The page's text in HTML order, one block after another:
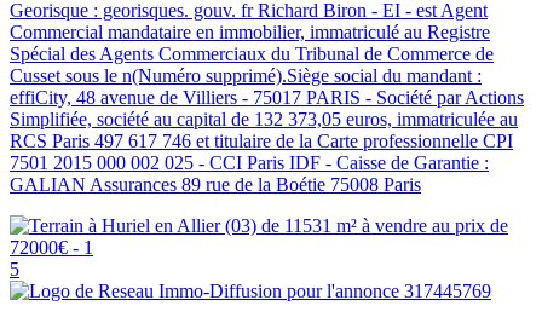
Georisque : georisques. gouv. fr Richard Biron - EI - est Agent
Commercial mandataire en immobilier, immatriculé au Registre
Spécial des Agents Commerciaux du Tribunal de Commerce de
Cusset sous le n(Numéro supprimé).Siège social du mandant :
effiCity, 48 avenue de Villiers - 75017 PARIS - Société par Actions
Simplifiée, société au capital de 132 373,05 euros, immatriculée au
RCS Paris 497 617 746 et titulaire de la Carte professionnelle CPI
7501 2015 000 002 025 - CCI Paris IDF - Caisse de Garantie :
GALIAN Assurances 89 rue de la Boétie 75008 Paris
5